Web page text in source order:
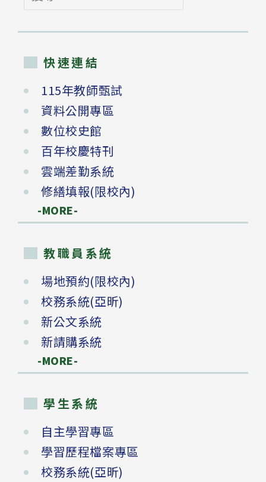
尋
快速連結
115年教師甄試
資料公開專區
數位校史館
百年校慶特刊
雲端差勤系統
修繕填報(限校內)
-MORE-
教職員系統
場地預約(限校內)
校務系統(亞昕)
新公文系統
新請購系統
-MORE-
學生系統
自主學習專區
學習歷程檔案專區
校務系統(亞昕)